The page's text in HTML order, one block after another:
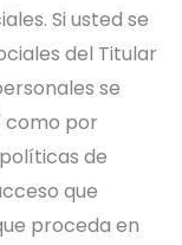
Si usted se
del Titular
se
como por
de
que
proceda en